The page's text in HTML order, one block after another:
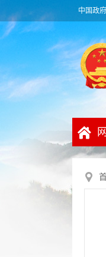
中国政